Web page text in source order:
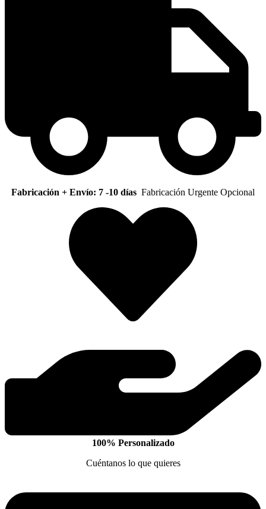
Fabricación + Envío: 7 -10 días Fabricación Urgente Opcional
100% Personalizado
Cuéntanos lo que quieres